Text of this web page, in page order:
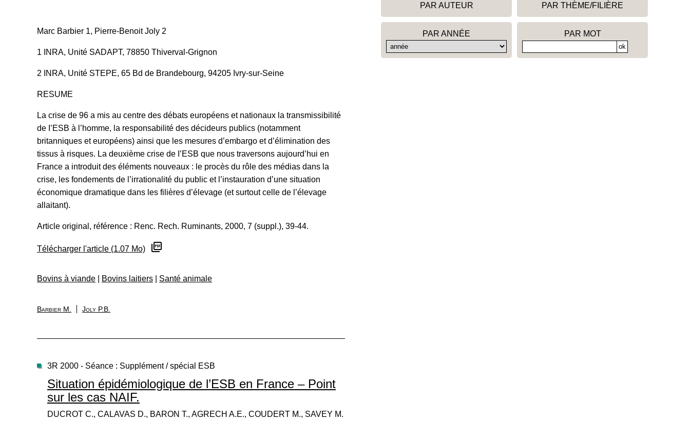
Marc Barbier 1, Pierre-Benoit Joly 2
1 INRA, Unité SADAPT, 78850 Thiverval-Grignon
2 INRA, Unité STEPE, 65 Bd de Brandebourg, 94205 Ivry-sur-Seine
RESUME
La crise de 96 a mis au centre des débats européens et nationaux la transmissibilité
de I’ESB à l’homme, la responsabilité des décideurs publics (notamment
britanniques et européens) ainsi que les mesures d’embargo et d’élimination des
tissus à risques. La deuxième crise de I’ESB que nous traversons aujourd’hui en
France a introduit des éléments nouveaux : le procès du rôle des médias dans la
crise, les fondements de l’irrationalité du public et l’instauration d’une situation
économique dramatique dans les filières d’élevage (et surtout celle de l’élevage
allaitant).
Article original, référence : Renc. Rech. Ruminants, 2000, 7 (suppl.), 39-44.
Télécharger l'article (1.07 Mo)
Bovins à viande Bovins laitiers Santé animale
Barbier M. Joly P.B.
PAR AUTEUR PAR THÈME/FILIÈRE
PAR ANNÉE PAR MOT
3R 2000 - Séance : Supplément / spécial ESB
Situation épidémiologique de l’ESB en France – Point
sur les cas NAIF.
DUCROT C., CALAVAS D., BARON T., AGRECH A.E., COUDERT M., SAVEY M.